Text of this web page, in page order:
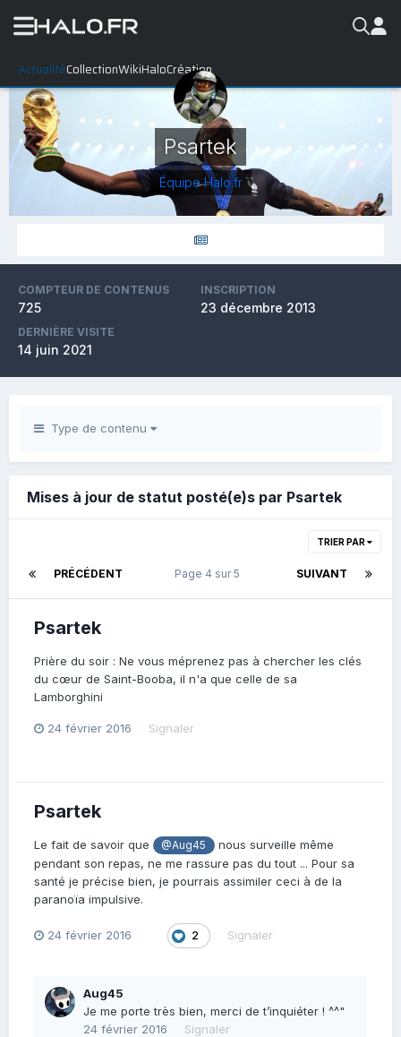
ActualitéCollectionWikiHaloCréation
Psartek
Équipe Halo.fr
COMPTEUR DE CONTENUS
725
INSCRIPTION
23 décembre 2013
DERNIÈRE VISITE
14 juin 2021
Type de contenu
Mises à jour de statut posté(e)s par Psartek
TRIER PAR
PRÉCÉDENT SUIVANT
Page 4 sur 5
Psartek
Prière du soir : Ne vous méprenez pas à chercher les clés
du cœur de Saint-Booba, il n'a que celle de sa
Lamborghini
24 février 2016 Signaler
Psartek
Le fait de savoir que @Aug45
nous surveille même
pendant son repas, ne me rassure pas du tout ... Pour sa
santé je précise bien, je pourrais assimiler ceci à de la
paranoïa impulsive.
24 février 2016 2 Signaler
Aug45
Je me porte très bien, merci de t’inquiéter ! ^^"
24 février 2016
Signaler